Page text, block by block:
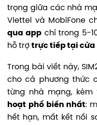
trọng giữa các nhà
Viettel và MobiFone
qua appchỉ trong 5-
hỗ trợ trực tiếp tại cửa
Trong bài viết này,
cho cả phương thức
từng nhà mạng,
hoạt phổ biến nhất:
hết hạn, mất kết nối